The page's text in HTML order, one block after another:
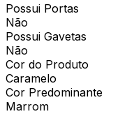
Possui Portas
Não
Possui Gavetas
Não
Cor do Produto
Caramelo
Cor Predominante
Marrom